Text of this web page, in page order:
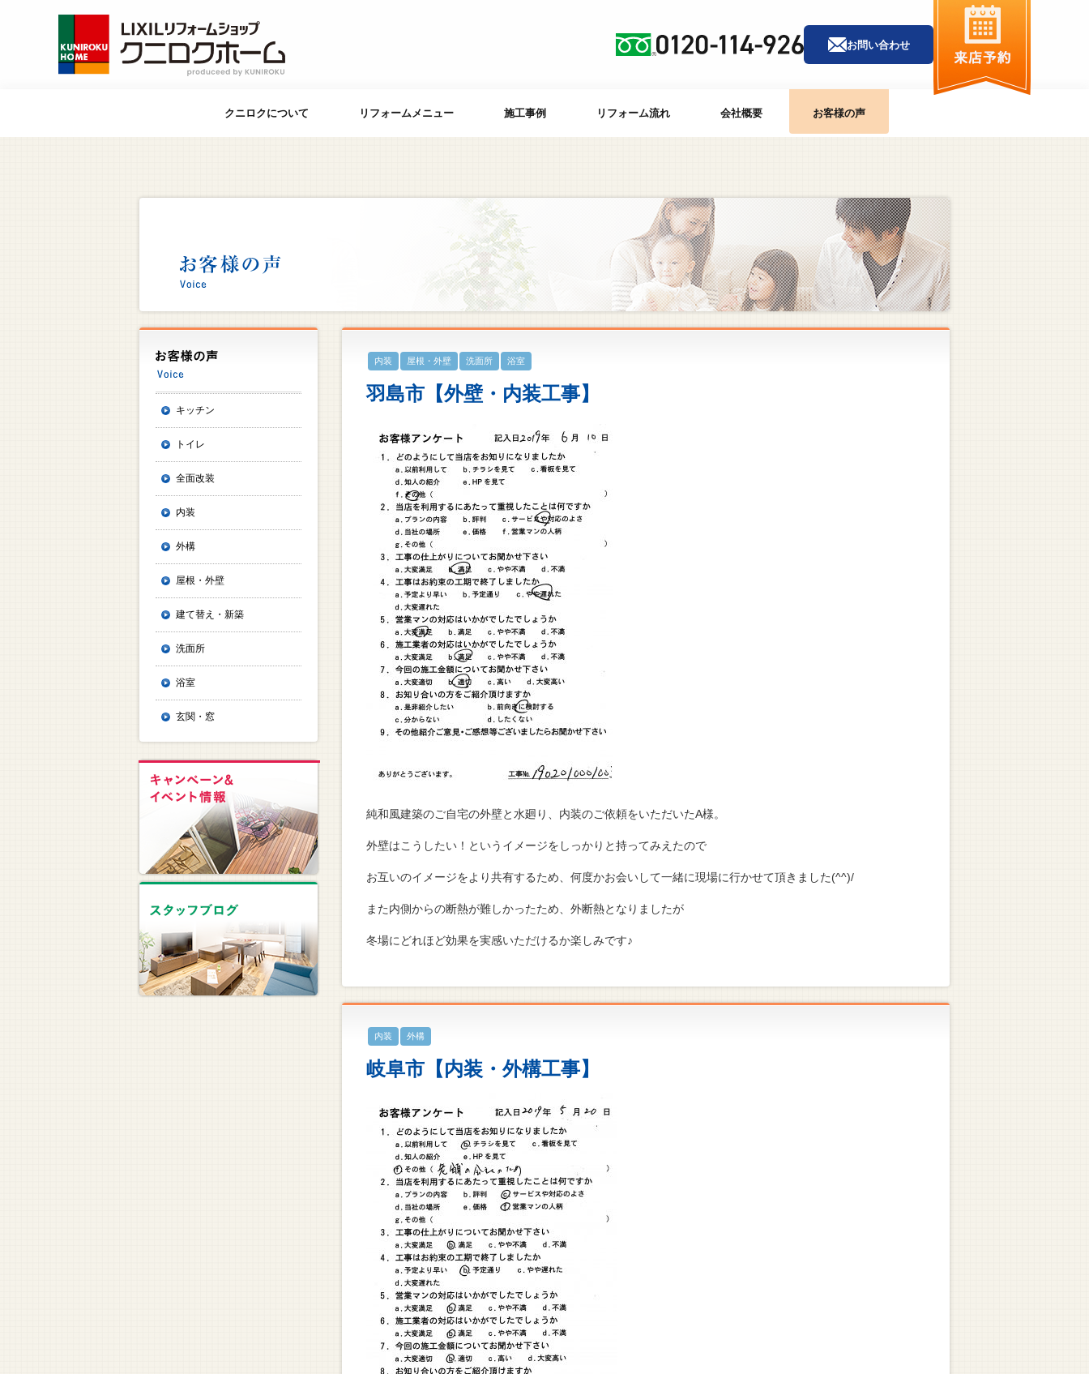
お問い合わせ
クニロクについて リフォームメニュー 施工事例 リフォーム流れ 会社概要 お客様の声
キッチン
トイレ
全面改装
内装
外構
屋根・外壁
建て替え・新築
洗面所
浴室
玄関・窓
内装 屋根・外壁 洗面所 浴室
羽島市【外壁・内装工事】
純和風建築のご自宅の外壁と水廻り、内装のご依頼をいただいたA様。
外壁はこうしたい！というイメージをしっかりと持ってみえたので
お互いのイメージをより共有するため、何度かお会いして一緒に現場に行かせて頂きました(^^)/
また内側からの断熱が難しかったため、外断熱となりましたが
冬場にどれほど効果を実感いただけるか楽しみです♪
内装 外構
岐阜市【内装・外構工事】